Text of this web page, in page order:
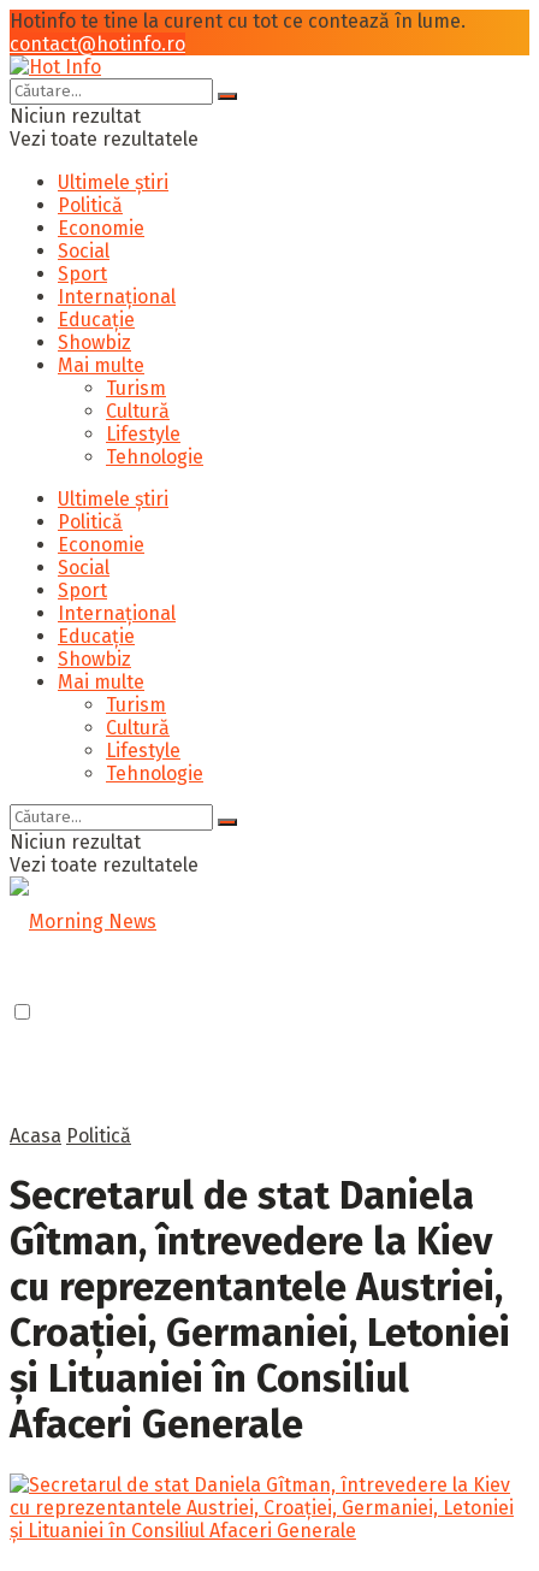
Hotinfo te tine la curent cu tot ce contează în lume.
contact@hotinfo.ro
Niciun rezultat
Vezi toate rezultatele
Ultimele știri
Politică
Economie
Social
Sport
Internațional
Educație
Showbiz
Mai multe
Turism
Cultură
Lifestyle
Tehnologie
Ultimele știri
Politică
Economie
Social
Sport
Internațional
Educație
Showbiz
Mai multe
Turism
Cultură
Lifestyle
Tehnologie
Niciun rezultat
Vezi toate rezultatele
Acasa Politică
Secretarul de stat Daniela
Gîtman, întrevedere la Kiev
cu reprezentantele Austriei,
Croației, Germaniei, Letoniei
și Lituaniei în Consiliul
Afaceri Generale